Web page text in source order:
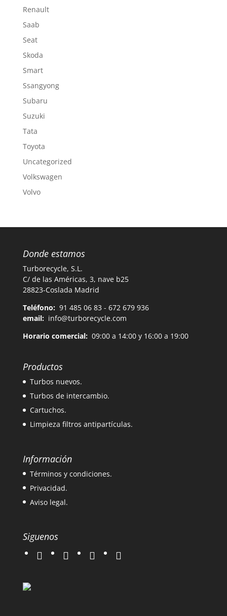
Renault
Saab
Seat
Skoda
Smart
Ssangyong
Subaru
Suzuki
Tata
Toyota
Uncategorized
Volkswagen
Volvo
Donde estamos
Turborecycle, S.L.
C/ de las Américas, 3, nave b25
28823-Coslada Madrid
Teléfono: 91 485 06 83 - 672 679 936
email: info@turborecycle.com
Horario comercial:09:00 a 14:00 y 16:00 a 19:00
Productos
Turbos nuevos.
Turbos de intercambio.
Cartuchos.
Limpieza filtros antipartículas.
Información
Términos y condiciones.
Privacidad.
Aviso legal.
Siguenos
twitter instagramfacebook google